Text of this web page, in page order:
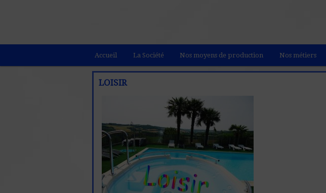
Accueil La Société Nos moyens de production Nos métiers
LOISIR